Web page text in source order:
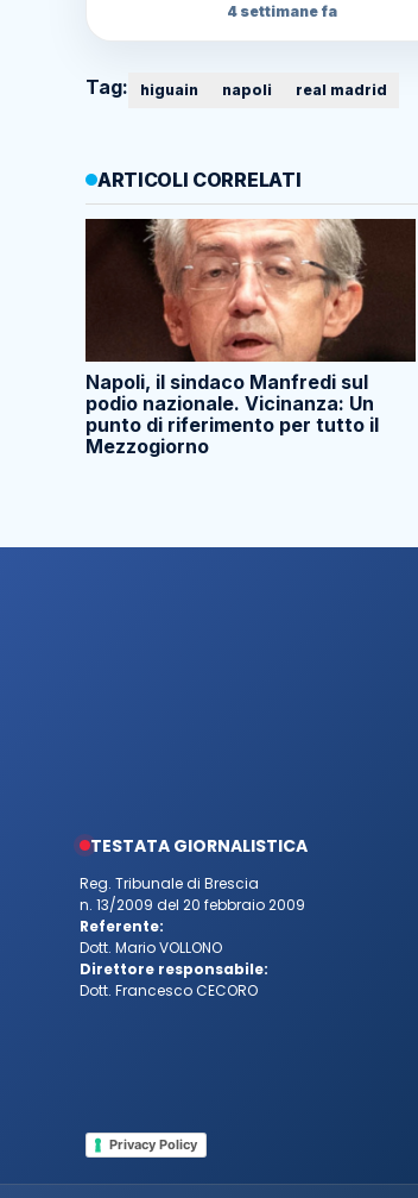
4 settimane fa
Tag: higuain napoli real madrid
ARTICOLI CORRELATI
Napoli, il sindaco Manfredi sul
podio nazionale. Vicinanza: Un
punto di riferimento per tutto il
Mezzogiorno
TESTATA GIORNALISTICA
Reg. Tribunale di Brescia
n. 13/2009 del 20 febbraio 2009
Referente:
Dott. Mario VOLLONO
Direttore responsabile:
Dott. Francesco CECORO
Privacy Policy